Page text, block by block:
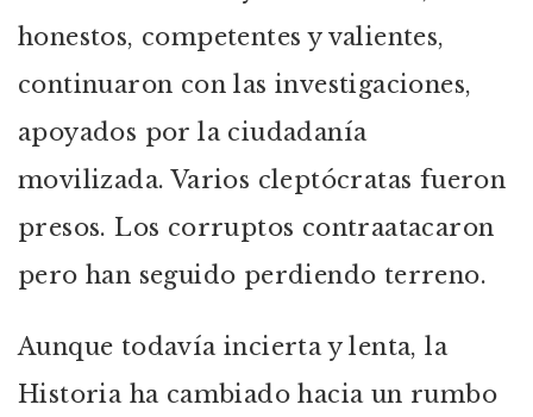
honestos, competentes y valientes,
continuaron con las investigaciones,
apoyados por la ciudadanía
movilizada. Varios cleptócratas fueron
presos. Los corruptos contraatacaron
pero han seguido perdiendo terreno.
Aunque todavía incierta y lenta, la
Historia ha cambiado hacia un rumbo